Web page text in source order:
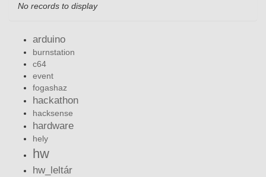
No records to display
arduino
burnstation
c64
event
fogashaz
hackathon
hacksense
hardware
hely
hw
hw_leltár